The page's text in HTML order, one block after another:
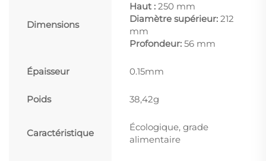
Dimensions
Haut : 250 mm
Diamètre supérieur: 212
mm
Profondeur: 56 mm
Épaisseur 0.15mm
Poids 38,42g
Caractéristique
Écologique, grade
alimentaire